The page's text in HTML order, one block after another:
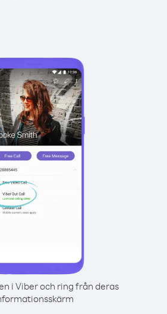
i Viber och ring från deras